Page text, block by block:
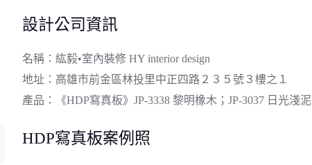
設計公司資訊
名稱：紘毅•室內裝修 HY interior design
地址：高雄市前金區林投里中正四路２３５號３樓之１
產品：​《HDP寫真板》JP-3338 黎明橡木；JP-3037 日光淺泥
HDP寫真板案例照